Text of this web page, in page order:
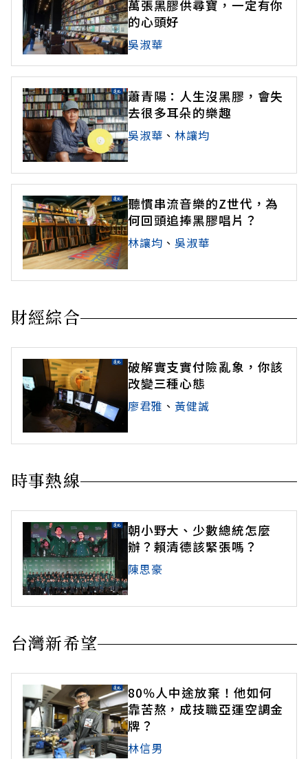
萬張黑膠供尋寶，一定有你
的心頭好
吳淑華
蕭青陽：人生沒黑膠，會失
去很多耳朵的樂趣
吳淑華 、 林讓均
聽慣串流音樂的Z世代，為
何回頭追捧黑膠唱片？
林讓均 、 吳淑華
財經綜合
破解實支實付險亂象，你該
改變三種心態
廖君雅 、 黃健誠
時事熱線
朝小野大、少數總統怎麼
辦？賴清德該緊張嗎？
陳思豪
台灣新希望
80％人中途放棄！他如何
靠苦熬，成技職亞運空調金
牌？
林信男